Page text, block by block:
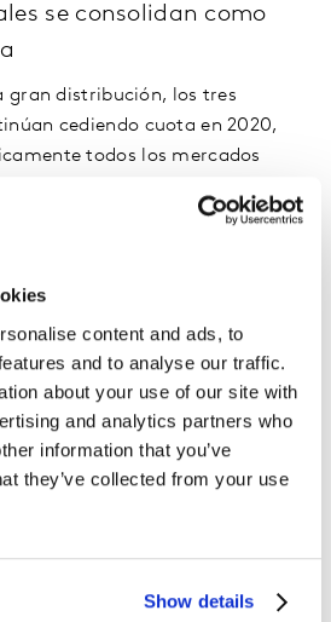
content and ads, to
and to analyse our traffic.
about your use of our site with
and analytics partners who
information that you’ve
they’ve collected from your use
Show details
se consolidan como
gran distribución, los tres
cediendo cuota en 2020,
todos los mercados
más repartido. No obstante,
en niveles positivos.
las semanas de la vuelta al
de mercado que tenía en la
superando sus cifras de la
a la normalidad. Sin embargo,
por debajo de las cuotas que
acumula una pérdida de cuota de
y DIA han seguido caminos